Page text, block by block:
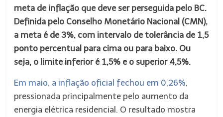
meta de inflação que deve ser perseguida pelo BC.
Definida pelo Conselho Monetário Nacional (CMN),
a meta é de 3%, com intervalo de tolerância de 1,5
ponto percentual para cima ou para baixo. Ou
seja, o limite inferior é 1,5% e o superior 4,5%.
Em maio, a inflação oficial fechou em 0,26%,
pressionada principalmente pelo aumento da
energia elétrica residencial. O resultado mostra